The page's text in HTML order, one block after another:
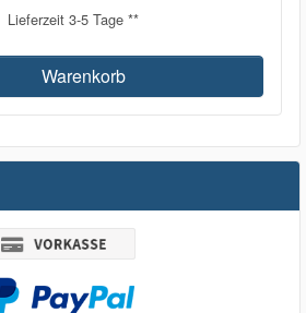
Lieferzeit 3-5 Tage **
Warenkorb